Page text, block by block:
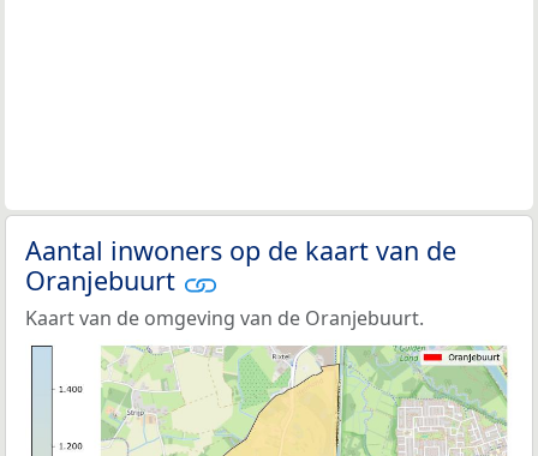
Aantal inwoners op de kaart van de
Oranjebuurt
Kaart van de omgeving van de Oranjebuurt.